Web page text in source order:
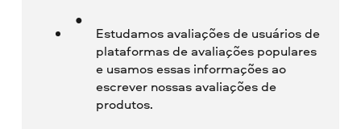
Estudamos avaliações de usuários de
plataformas de avaliações populares
e usamos essas informações ao
escrever nossas avaliações de
produtos.